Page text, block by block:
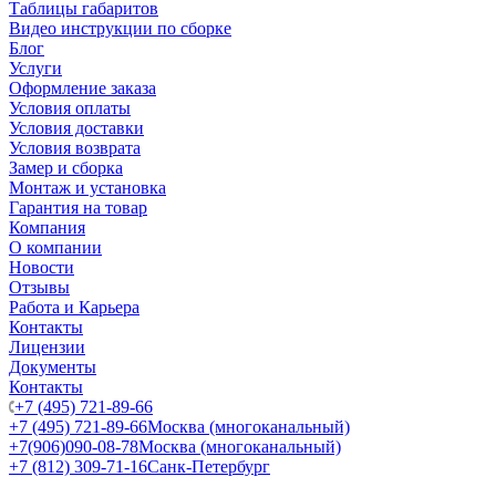
Таблицы габаритов
Видео инструкции по сборке
Блог
Услуги
Оформление заказа
Условия оплаты
Условия доставки
Условия возврата
Замер и сборка
Монтаж и установка
Гарантия на товар
Компания
О компании
Новости
Отзывы
Работа и Карьера
Контакты
Лицензии
Документы
Контакты
+7 (495) 721-89-66
+7 (495) 721-89-66Москва (многоканальный)
+7(906)090-08-78Москва (многоканальный)
+7 (812) 309-71-16Санк-Петербург